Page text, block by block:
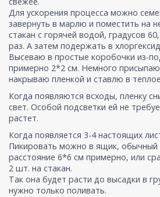
Для ускорения процесса можно
завернуть в марлю и поместить на
стакан с горячей водой, градусов
раз. А затем подержать в
Высеваю в простые коробочки из-
примерно 2*2 см. Немного
накрываю пленкой и ставлю в
Когда появляются всходы, пленку
свет. Особой подсветки ей не
растет.
Когда появляется 3-4 настоящих
Пикировать можно в ящик, обычный
расстояние 6*6 см примерно, или
2 шт. на стакан.
Так она будет расти до высадки в
нужно только поливать.